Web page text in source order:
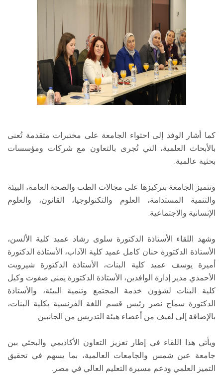
كما أشار الوفد إلى احتواء الجامعة على مختبرات متقدمة تُعنى
بالأبحاث العلمية، التي تُجرى بالتعاون مع شركات ومؤسسات
بحثية عالمية.
وتتميز الجامعة بتركيزها على مجالات الطب والصحة العامة، البيئة
والتنمية المستدامة، العلوم والتكنولوجيا، القانون، والعلوم
الإنسانية والاجتماعية.
وشهد اللقاء الأستاذة الدكتورة سلوى رشاد عميد كلية الألسن،
الأستاذة الدكتورة حنان كامل عميد كلية الآداب، الأستاذة الدكتورة
أميرة يوسف عميد كلية البنات، الأستاذة الدكتورة شيرويت
الأحمدي مدير إدارة الوافدين، الأستاذة الدكتورة يمنى صفوت وكيل
كلية البنات لشؤون خدمة المجتمع وتنمية البيئة، والأستاذة
الدكتورة سماح نصر رئيس قسم اللغة الفرنسية بكلية البنات،
بالإضافة إلى لفيف من أعضاء هيئة التدريس من الجانبين.
ويأتي هذا اللقاء في إطار تعزيز التعاون الأكاديمي والبحثي بين
جامعة عين شمس والجامعات العالمية، بما يسهم في تحقيق
التميز العلمي ودعم مسيرة التعليم العالي في مصر.